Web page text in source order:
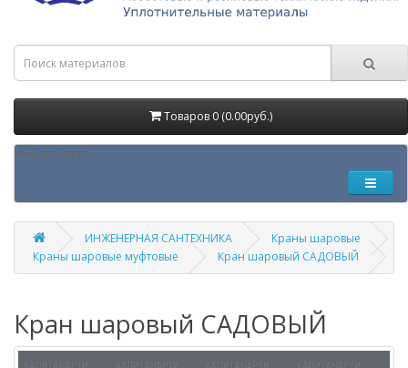
Товаров 0 (0.00руб.)
Информация
ИНЖЕНЕРНАЯ САНТЕХНИКА
Краны шаровые
Краны шаровые муфтовые
Кран шаровый САДОВЫЙ
Кран шаровый САДОВЫЙ